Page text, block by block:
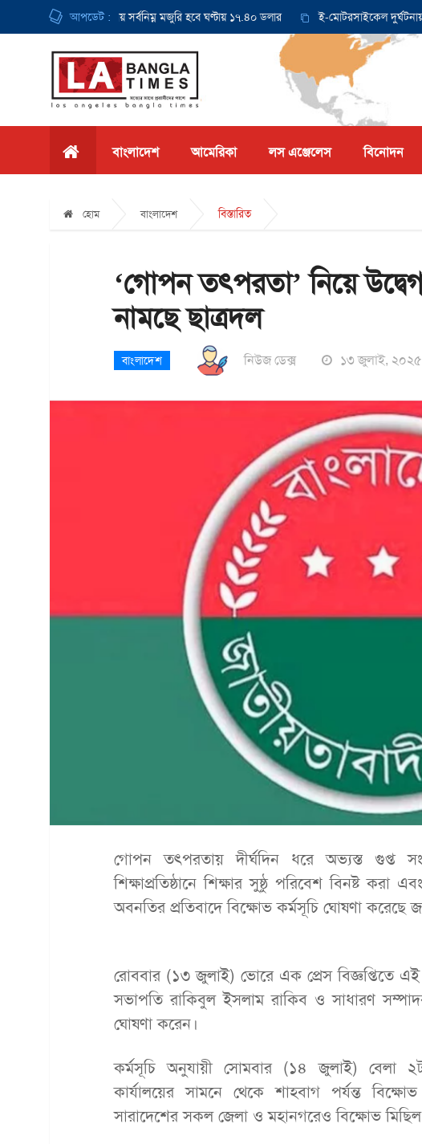
আপডেট :
থেকে ক্যালিফোর্নিয়ায় সর্বনিম্ন মজুরি হবে ঘণ্টায় ১৭.৪০ ডলার ই-মোটরসাইকেল দুর্ঘটনায়
বাংলাদেশ আমেরিকা লস এঞ্জেলেস বিনোদন
হোম বাংলাদেশ বিস্তারিত
‘গোপন তৎপরতা’ নিয়ে
নামছে ছাত্রদল
বাংলাদেশ নিউজ ডেক্স ১৩ জুলাই,
গোপন তৎপরতায় দীর্ঘদিন ধরে অভ্যস্ত গুপ্ত
শিক্ষাপ্রতিষ্ঠানে শিক্ষার সুষ্ঠু পরিবেশ বিনষ্ট করা
অবনতির প্রতিবাদে বিক্ষোভ কর্মসূচি ঘোষণা করেছে
রোববার (১৩ জুলাই) ভোরে এক প্রেস বিজ্ঞপ্তিতে এই
সভাপতি রাকিবুল ইসলাম রাকিব ও সাধারণ
ঘোষণা করেন।
কর্মসূচি অনুযায়ী সোমবার (১৪ জুলাই) বেলা
কার্যালয়ের সামনে থেকে শাহবাগ পর্যন্ত
সারাদেশের সকল জেলা ও মহানগরেও বিক্ষোভ